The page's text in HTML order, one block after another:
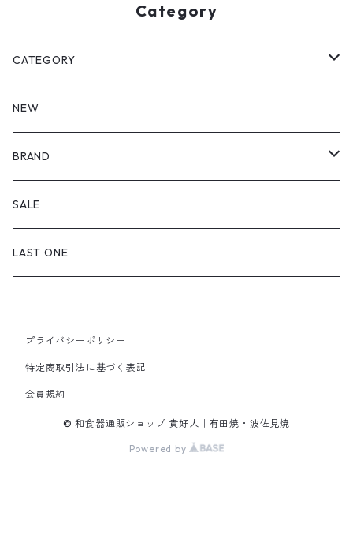
Category
CATEGORY
皿・プレート
丸（9cm～ / 三寸皿）
丸（12cm～ / 四寸皿）
丸（27cm～ / 九寸皿）
鉢・ボウル
小付・小鉢
中鉢（12cm～）
ボウル
飯碗・どんぶり
飯碗
どんぶり
湯のみ・カップ
急須・ポット
箸置
NEW
BRAND
喜鶴製陶
福泉窯
一峰窯
白山陶器
SALE
LAST ONE
プライバシーポリシー
特定商取引法に基づく表記
会員規約
© 和食器通販ショップ 貴好人｜有田焼・波佐見焼
Powered by